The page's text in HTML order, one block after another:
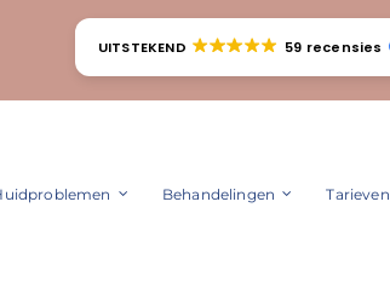
UITSTEKEND 59 recensies
Behandelingen Tarieven